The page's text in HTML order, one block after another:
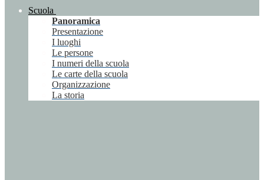
Scuola
Panoramica
Presentazione
I luoghi
Le persone
I numeri della scuola
Le carte della scuola
Organizzazione
La storia